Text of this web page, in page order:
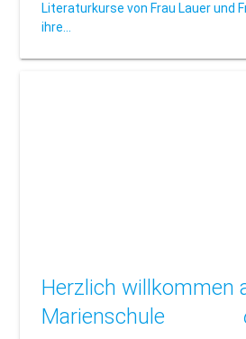
Literaturkurse von Frau Lauer und
ihre…
Herzlich willkommen
Marienschule